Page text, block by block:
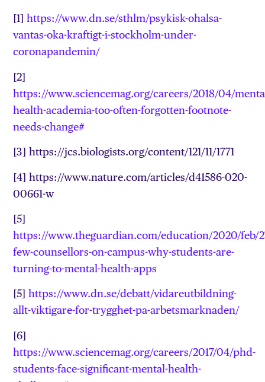
[1]https://www.dn.se/sthlm/psykisk-ohalsa-
vantas-oka-kraftigt-i-stockholm-under-
coronapandemin/
[2]
https://www.sciencemag.org/careers/2018/04/
health-academia-too-often-forgotten-footnote-
needs-change#
[3] https://jcs.biologists.org/content/121/11/1771
[4] https://www.nature.com/articles/d41586-020-
00661-w
[5]
https://www.theguardian.com/education/2020/feb/
few-counsellors-on-campus-why-students-are-
turning-to-mental-health-apps
[5]https://www.dn.se/debatt/vidareutbildning-
allt-viktigare-for-trygghet-pa-arbetsmarknaden/
[6]
https://www.sciencemag.org/careers/2017/04/phd-
students-face-significant-mental-health-